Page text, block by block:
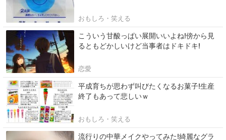
おもしろ・笑える
こういう甘酸っぱい展開いいよね!傍から見
るともどかしいけど当事者はドキドキ!
恋愛
平成育ちが思わず叫びたくなるお菓子!生産
終了もあって悲しいｗ
おもしろ・笑える
流行りの中華メイクやってみた!綺麗なグラ